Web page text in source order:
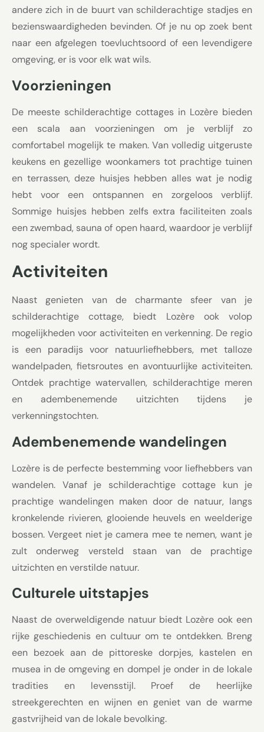
andere zich in de buurt van schilderachtige stadjes en
bezienswaardigheden bevinden. Of je nu op zoek bent
naar een afgelegen toevluchtsoord of een levendigere
omgeving, er is voor elk wat wils.
Voorzieningen
De meeste schilderachtige cottages in Lozère bieden
een scala aan voorzieningen om je verblijf zo
comfortabel mogelijk te maken. Van volledig uitgeruste
keukens en gezellige woonkamers tot prachtige tuinen
en terrassen, deze huisjes hebben alles wat je nodig
hebt voor een ontspannen en zorgeloos verblijf.
Sommige huisjes hebben zelfs extra faciliteiten zoals
een zwembad, sauna of open haard, waardoor je verblijf
nog specialer wordt.
Activiteiten
Naast genieten van de charmante sfeer van je
schilderachtige cottage, biedt Lozère ook volop
mogelijkheden voor activiteiten en verkenning. De regio
is een paradijs voor natuurliefhebbers, met talloze
wandelpaden, fietsroutes en avontuurlijke activiteiten.
Ontdek prachtige watervallen, schilderachtige meren
en adembenemende uitzichten tijdens je
verkenningstochten.
Adembenemende wandelingen
Lozère is de perfecte bestemming voor liefhebbers van
wandelen. Vanaf je schilderachtige cottage kun je
prachtige wandelingen maken door de natuur, langs
kronkelende rivieren, glooiende heuvels en weelderige
bossen. Vergeet niet je camera mee te nemen, want je
zult onderweg versteld staan van de prachtige
uitzichten en verstilde natuur.
Culturele uitstapjes
Naast de overweldigende natuur biedt Lozère ook een
rijke geschiedenis en cultuur om te ontdekken. Breng
een bezoek aan de pittoreske dorpjes, kastelen en
musea in de omgeving en dompel je onder in de lokale
tradities en levensstijl. Proef de heerlijke
streekgerechten en wijnen en geniet van de warme
gastvrijheid van de lokale bevolking.